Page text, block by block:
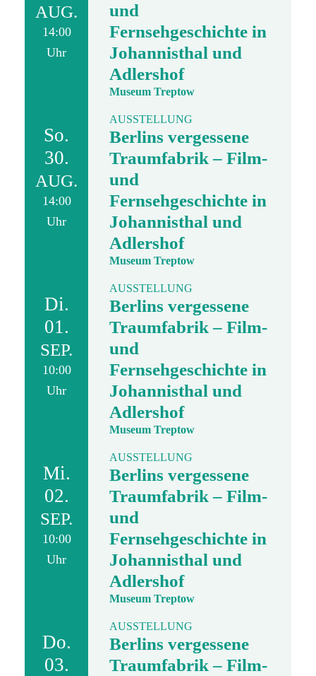
AUG.
14:00
Uhr
und
Fernsehgeschichte in
Johannisthal und
Adlershof
Museum Treptow
So.
30.
AUG.
14:00
Uhr
AUSSTELLUNG
Berlins vergessene
Traumfabrik – Film-
und
Fernsehgeschichte in
Johannisthal und
Adlershof
Museum Treptow
Di.
01.
SEP.
10:00
Uhr
AUSSTELLUNG
Berlins vergessene
Traumfabrik – Film-
und
Fernsehgeschichte in
Johannisthal und
Adlershof
Museum Treptow
Mi.
02.
SEP.
10:00
Uhr
AUSSTELLUNG
Berlins vergessene
Traumfabrik – Film-
und
Fernsehgeschichte in
Johannisthal und
Adlershof
Museum Treptow
Do.
03.
AUSSTELLUNG
Berlins vergessene
Traumfabrik – Film-